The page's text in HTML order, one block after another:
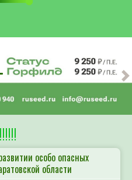
особо опасных
области